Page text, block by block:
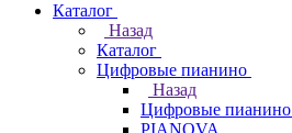
Каталог
Назад
Каталог
Цифровые пианино
Назад
Цифровые пианино
PIANOVA